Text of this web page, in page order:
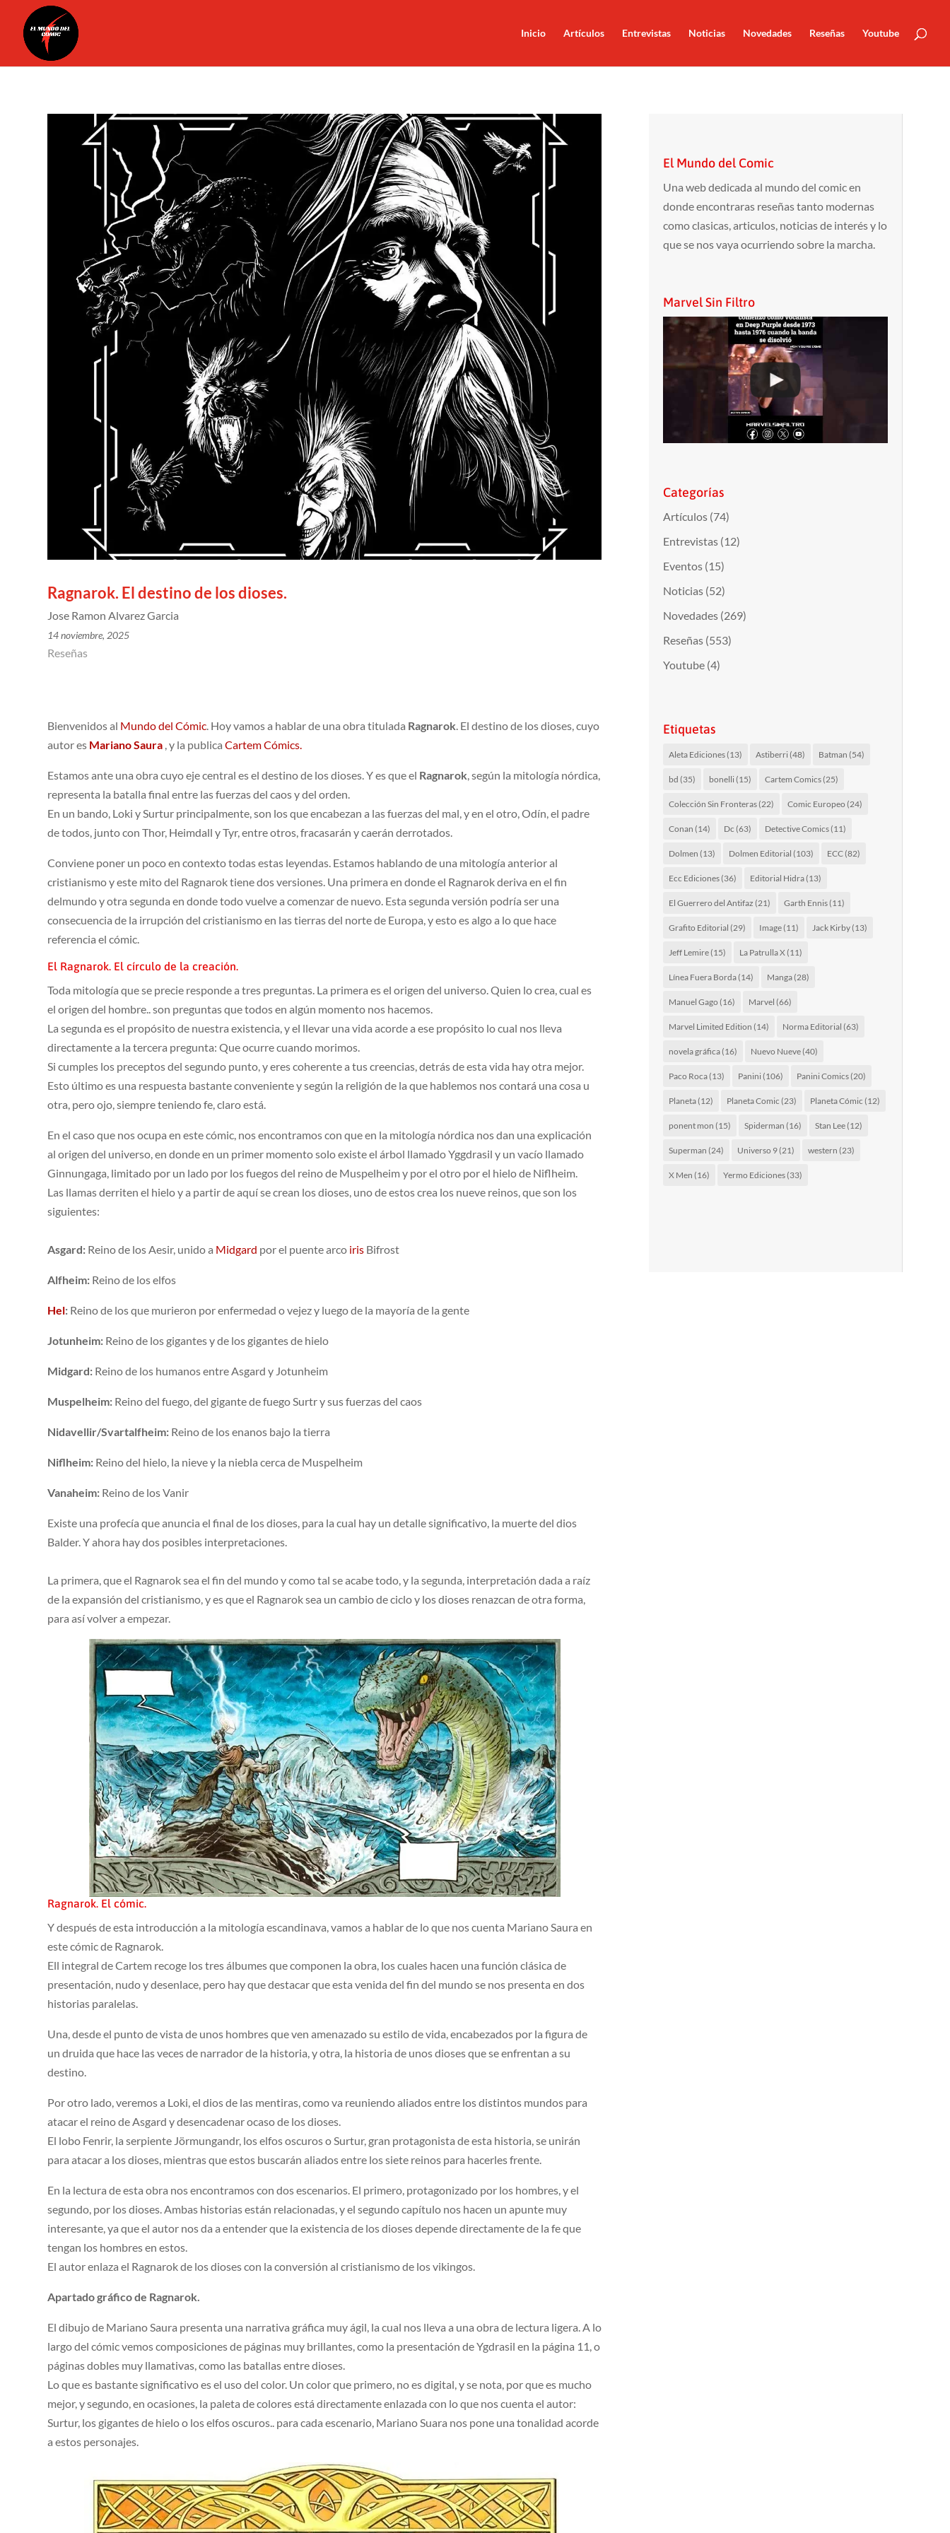
Inicio Artículos Entrevistas Noticias Novedades Reseñas Youtube
Ragnarok. El destino de los dioses.
Jose Ramon Alvarez Garcia
14 noviembre, 2025
Reseñas
Bienvenidos al Mundo del Cómic. Hoy vamos a hablar de una obra titulada Ragnarok. El destino de los dioses, cuyo
autor es Mariano Saura , y la publicaCartem Cómics.
Estamos ante una obra cuyo eje central es el destino de los dioses. Y es que el Ragnarok, según la mitología nórdica,
representa la batalla final entre las fuerzas del caos y del orden.
En un bando, Loki y Surtur principalmente, son los que encabezan a las fuerzas del mal, y en el otro, Odín, el padre
de todos, junto con Thor, Heimdall y Tyr, entre otros, fracasarán y caerán derrotados.
Conviene poner un poco en contexto todas estas leyendas. Estamos hablando de una mitología anterior al
cristianismo y este mito del Ragnarok tiene dos versiones. Una primera en donde el Ragnarok deriva en el fin
delmundo y otra segunda en donde todo vuelve a comenzar de nuevo. Esta segunda versión podría ser una
consecuencia de la irrupción del cristianismo en las tierras del norte de Europa, y esto es algo a lo que hace
referencia el cómic.
El Ragnarok. El círculo de la creación.
Toda mitología que se precie responde a tres preguntas. La primera es el origen del universo. Quien lo crea, cual es
el origen del hombre.. son preguntas que todos en algún momento nos hacemos.
La segunda es el propósito de nuestra existencia, y el llevar una vida acorde a ese propósito lo cual nos lleva
directamente a la tercera pregunta: Que ocurre cuando morimos.
Si cumples los preceptos del segundo punto, y eres coherente a tus creencias, detrás de esta vida hay otra mejor.
Esto último es una respuesta bastante conveniente y según la religión de la que hablemos nos contará una cosa u
otra, pero ojo, siempre teniendo fe, claro está.
En el caso que nos ocupa en este cómic, nos encontramos con que en la mitología nórdica nos dan una explicación
al origen del universo, en donde en un primer momento solo existe el árbol llamado Yggdrasil y un vacío llamado
Ginnungaga, limitado por un lado por los fuegos del reino de Muspelheim y por el otro por el hielo de Niflheim.
Las llamas derriten el hielo y a partir de aquí se crean los dioses, uno de estos crea los nueve reinos, que son los
siguientes:
Asgard: Reino de los Aesir, unido a Midgard por el puente arco iris Bifrost
Alfheim: Reino de los elfos
Hel: Reino de los que murieron por enfermedad o vejez y luego de la mayoría de la gente
Jotunheim: Reino de los gigantes y de los gigantes de hielo
Midgard: Reino de los humanos entre Asgard y Jotunheim
Muspelheim: Reino del fuego, del gigante de fuego Surtr y sus fuerzas del caos
Nidavellir/Svartalfheim: Reino de los enanos bajo la tierra
Niflheim: Reino del hielo, la nieve y la niebla cerca de Muspelheim
Vanaheim: Reino de los Vanir
Existe una profecía que anuncia el final de los dioses, para la cual hay un detalle significativo, la muerte del dios
Balder. Y ahora hay dos posibles interpretaciones.
La primera, que el Ragnarok sea el fin del mundo y como tal se acabe todo, y la segunda, interpretación dada a raíz
de la expansión del cristianismo, y es que el Ragnarok sea un cambio de ciclo y los dioses renazcan de otra forma,
para así volver a empezar.
Ragnarok. El cómic.
Y después de esta introducción a la mitología escandinava, vamos a hablar de lo que nos cuenta Mariano Saura en
este cómic de Ragnarok.
Ell integral de Cartem recoge los tres álbumes que componen la obra, los cuales hacen una función clásica de
presentación, nudo y desenlace, pero hay que destacar que esta venida del fin del mundo se nos presenta en dos
historias paralelas.
Una, desde el punto de vista de unos hombres que ven amenazado su estilo de vida, encabezados por la figura de
un druida que hace las veces de narrador de la historia, y otra, la historia de unos dioses que se enfrentan a su
destino.
Por otro lado, veremos a Loki, el dios de las mentiras, como va reuniendo aliados entre los distintos mundos para
atacar el reino de Asgard y desencadenar ocaso de los dioses.
El lobo Fenrir, la serpiente Jörmungandr, los elfos oscuros o Surtur, gran protagonista de esta historia, se unirán
para atacar a los dioses, mientras que estos buscarán aliados entre los siete reinos para hacerles frente.
En la lectura de esta obra nos encontramos con dos escenarios. El primero, protagonizado por los hombres, y el
segundo, por los dioses. Ambas historias están relacionadas, y el segundo capítulo nos hacen un apunte muy
interesante, ya que el autor nos da a entender que la existencia de los dioses depende directamente de la fe que
tengan los hombres en estos.
El autor enlaza el Ragnarok de los dioses con la conversión al cristianismo de los vikingos.
Apartado gráfico de Ragnarok.
El dibujo de Mariano Saura presenta una narrativa gráfica muy ágil, la cual nos lleva a una obra de lectura ligera. A lo
largo del cómic vemos composiciones de páginas muy brillantes, como la presentación de Ygdrasil en la página 11, o
páginas dobles muy llamativas, como las batallas entre dioses.
Lo que es bastante significativo es el uso del color. Un color que primero, no es digital, y se nota, por que es mucho
mejor, y segundo, en ocasiones, la paleta de colores está directamente enlazada con lo que nos cuenta el autor:
Surtur, los gigantes de hielo o los elfos oscuros.. para cada escenario, Mariano Suara nos pone una tonalidad acorde
a estos personajes.
El Mundo del Comic
Una web dedicada al mundo del comic en
donde encontraras reseñas tanto modernas
como clasicas, articulos, noticias de interés y lo
que se nos vaya ocurriendo sobre la marcha.
Marvel Sin Filtro
Categorías
Artículos(74)
Entrevistas(12)
Eventos(15)
Noticias(52)
Novedades(269)
Reseñas(553)
Youtube(4)
Etiquetas
Aleta Ediciones(13) Astiberri(48) Batman (54)
bd (35) bonelli(15) Cartem Comics(25)
Colección Sin Fronteras(22) Comic Europeo (24)
Conan (14) Dc (63) Detective Comics(11)
Dolmen (13) Dolmen Editorial (103) ECC(82)
Ecc Ediciones(36) Editorial Hidra(13)
El Guerrero del Antifaz (21) Garth Ennis(11)
Grafito Editorial (29) Image(11) Jack Kirby(13)
Jeff Lemire(15) La Patrulla X(11)
Línea Fuera Borda(14) Manga(28)
Manuel Gago (16) Marvel (66)
Marvel Limited Edition (14) Norma Editorial (63)
novela gráfica(16) Nuevo Nueve(40)
Paco Roca(13) Panini(106) Panini Comics(20)
Planeta(12) Planeta Comic (23) Planeta Cómic (12)
ponent mon (15) Spiderman (16) Stan Lee(12)
Superman (24) Universo 9(21) western (23)
X Men (16) Yermo Ediciones(33)